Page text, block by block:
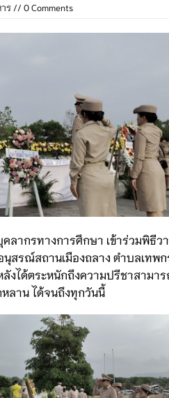
ร // 0 Comments
กรทางการศึกษา เข้าร่วมพิธีว
รณ์สถานเมืองถลาง ตำบลเทพก
งได้ตระหนักถึงความปรีชาสามา
ลาน ได้จนถึงทุกวันนี้